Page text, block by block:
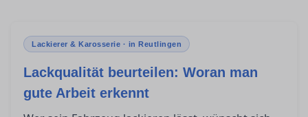
Lackierer & Karosserie · in Reutlingen
Lackqualität beurteilen: Woran man
gute Arbeit erkennt